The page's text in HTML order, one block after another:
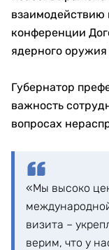
взаимодействию
конференции
ядерного
Губернатор
важность
вопросах
«Мы высоко
визита –
верим, что у